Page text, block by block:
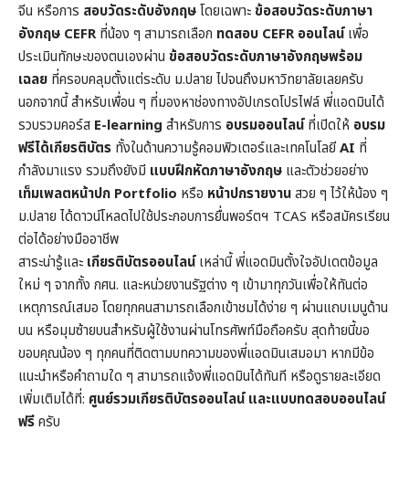
จีน หรือการ สอบวัดระดับอังกฤษโดยเฉพาะข้อสอบวัดระดับภาษา
อังกฤษ CEFRที่น้อง ๆ สามารถเลือก ทดสอบ CEFR ออนไลน์เพื่อ
ประเมินทักษะของตนเองผ่าน ข้อสอบวัดระดับภาษาอังกฤษพร้อม
เฉลย ที่ครอบคลุมตั้งแต่ระดับ ม.ปลาย ไปจนถึงมหาวิทยาลัยเลยครับ
นอกจากนี้ สำหรับเพื่อน ๆ ที่มองหาช่องทางอัปเกรดโปรไฟล์ พี่แอดมินได้
รวบรวมคอร์ส E-learning สำหรับการ อบรมออนไลน์ที่เปิดให้ อบรม
ฟรีได้เกียรติบัตร ทั้งในด้านความรู้คอมพิวเตอร์และเทคโนโลยีAI ที่
กำลังมาแรง รวมถึงยังมี แบบฝึกหัดภาษาอังกฤษ และตัวช่วยอย่าง
เท็มเพลตหน้าปก Portfolio หรือ หน้าปกรายงานสวย ๆ ไว้ให้น้อง ๆ
ม.ปลาย ได้ดาวน์โหลดไปใช้ประกอบการยื่นพอร์ตฯ TCAS หรือสมัครเรียน
ต่อได้อย่างมืออาชีพ
สาระน่ารู้และ เกียรติบัตรออนไลน์เหล่านี้ พี่แอดมินตั้งใจอัปเดตข้อมูล
ใหม่ ๆ จากทั้ง กศน. และหน่วยงานรัฐต่าง ๆ เข้ามาทุกวันเพื่อให้ทันต่อ
เหตุการณ์เสมอ โดยทุกคนสามารถเลือกเข้าชมได้ง่าย ๆ ผ่านแถบเมนูด้าน
บน หรือมุมซ้ายบนสำหรับผู้ใช้งานผ่านโทรศัพท์มือถือครับ สุดท้ายนี้ขอ
ขอบคุณน้อง ๆ ทุกคนที่ติดตามบทความของพี่แอดมินเสมอมา หากมีข้อ
แนะนำหรือคำถามใด ๆ สามารถแจ้งพี่แอดมินได้ทันที หรือดูรายละเอียด
เพิ่มเติมได้ที่: ศูนย์รวมเกียรติบัตรออนไลน์ และแบบทดสอบออนไลน์
ฟรีครับ